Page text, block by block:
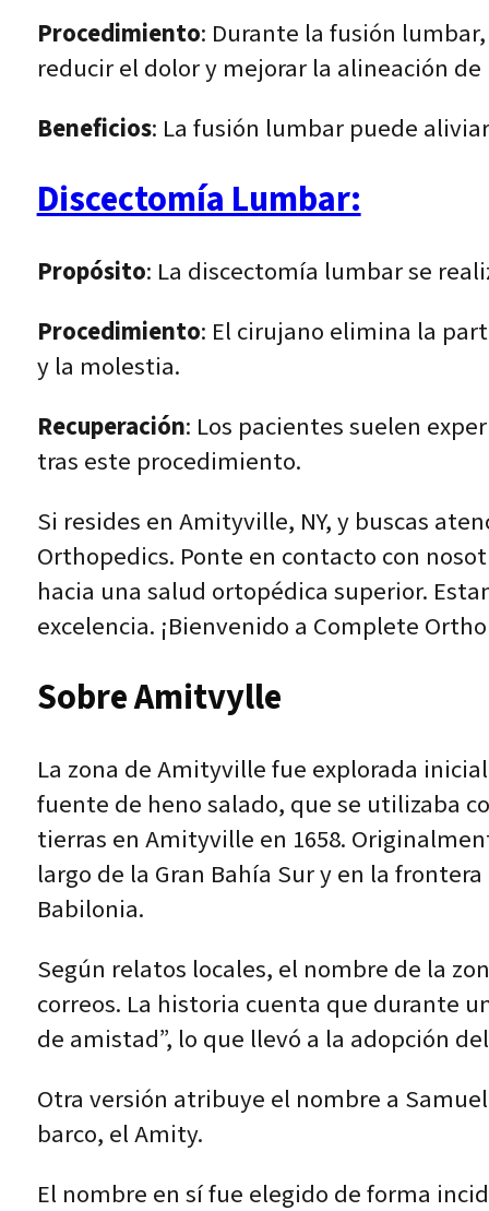
Procedimiento: Durante la fusión
reducir el dolor y mejorar la alineación
Beneficios: La fusión lumbar puede
Discectomía Lumbar:
Propósito: La discectomía lumbar se
Procedimiento: El cirujano elimina la
y la molestia.
Recuperación: Los pacientes suelen
tras este procedimiento.
Si resides en Amityville, NY, y buscas
Orthopedics. Ponte en contacto con
hacia una salud ortopédica superior.
excelencia. ¡Bienvenido a Complete
Sobre Amitvylle
La zona de Amityville fue explorada
fuente de heno salado, que se utilizaba
tierras en Amityville en 1658.
largo de la Gran Bahía Sur y en la
Babilonia.
Según relatos locales, el nombre de la
correos. La historia cuenta que durante
de amistad”, lo que llevó a la adopción
Otra versión atribuye el nombre a
barco, el Amity.
El nombre en sí fue elegido de forma